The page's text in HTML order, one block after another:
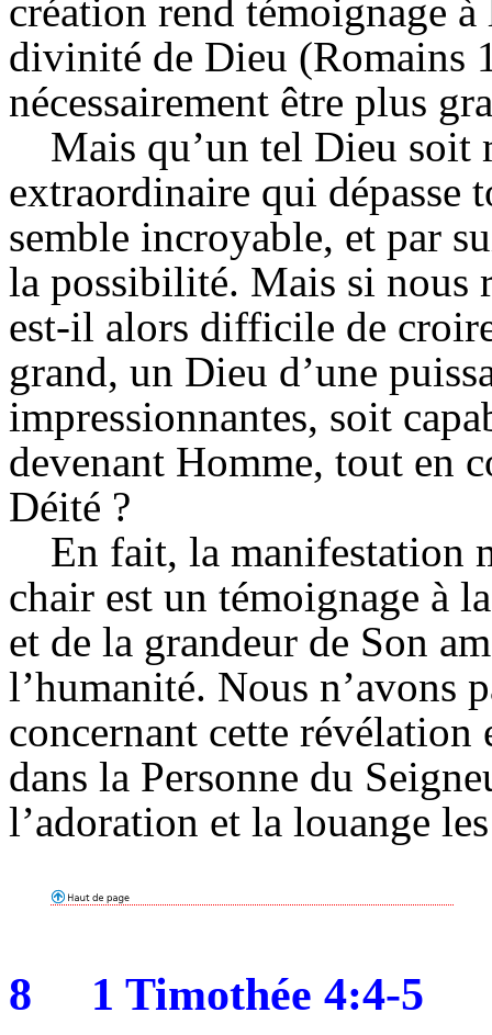
création rend témoignage
divinité de Dieu (Romains
nécessairement être plus
Mais qu’un tel Dieu soit
extraordinaire qui dépasse
semble incroyable, et par
la possibilité. Mais si nous
est-il alors difficile de
grand, un Dieu d’une
impressionnantes, soit
devenant Homme, tout en
Déité ?
En fait, la manifestation
chair est un témoignage à
et de la grandeur de Son
l’humanité. Nous n’avons
concernant cette
dans la Personne du
l’adoration et la louange
8 1 Timothée 4:4-5